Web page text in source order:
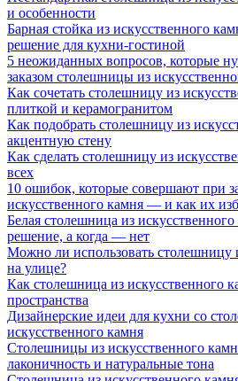
и особенности
Барная стойка из искусственного
решение для кухни-гостиной
5 неожиданных вопросов, которые
заказом столешницы из
Как сочетать столешницу из
плиткой и керамогранитом
Как подобрать столешницу из
акцентную стену
Как сделать столешницу из
всех
10 ошибок, которые совершают при
искусственного камня — и как их
Белая столешница из искусственного
решение, а когда — нет
Можно ли использовать столешницу
на улице?
Как столешница из искусственного
пространства
Дизайнерские идеи для кухни со
искусственного камня
Столешницы из искусственного
лаконичность и натуральные тона